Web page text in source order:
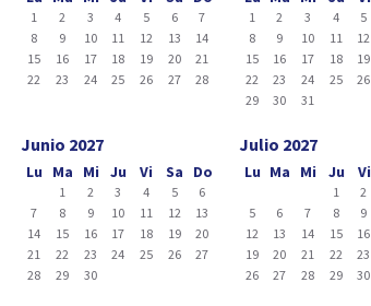
1 2 3 4 5 6
7
8
9 10 11 12 13
14
15
16 17 18 19 20
21
22
23 24 25 26 27 28
1 2 3 4 5
8
9 10 11 12
15
16 17 18 19
22
23 24 25 26
29
30 31
Junio 2027
Lu Ma Mi Ju Vi Sa Do
1 2 3 4 5
6
7
8 9 10 11 12
13
14
15 16 17 18 19
20
21
22 23 24 25 26
27
28
29 30
Julio 2027
Lu Ma Mi Ju Vi
1 2
5
6 7 8 9
12
13 14 15 16
19
20 21 22 23
26
27 28 29 30